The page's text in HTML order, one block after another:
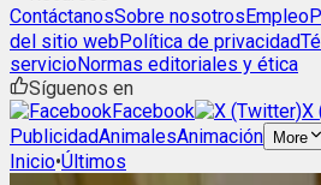
ContáctanosSobre nosotrosEmpleo
del sitio webPolítica de privacidad
servicioNormas editoriales y ética
Síguenos en
Facebook
X
PublicidadAnimalesAnimación More
Inicio•Últimos